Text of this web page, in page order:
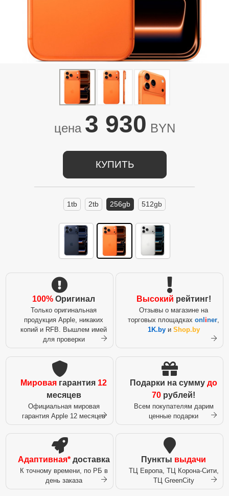
цена 3 930 BYN
КУПИТЬ
1tb 2tb 256gb 512gb
100% Оригинал
Только оригинальная
продукция Apple, никаких
копий и RFB. Вышлем имей
для проверки
Высокий рейтинг!
Отзывы о магазине на
торговых площадках onl iner,
1K.byи Shop.by
Мировая гарантия 12
месяцев
Официальная мировая
гарантия Apple 12 месяцев
Подарки на сумму до
70 рублей!
Всем покупателям дарим
ценные подарки
Адаптивная*доставка
К точному времени, по РБ в
день заказа
Пункты выдачи
ТЦ Европа, ТЦ Корона-Сити,
ТЦ GreenCity